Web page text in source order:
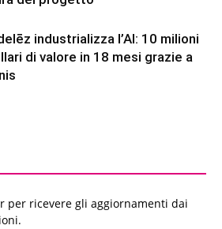
industrializza l’AI: 10 milioni
di valore in 18 mesi grazie a
per ricevere gli aggiornamenti dai